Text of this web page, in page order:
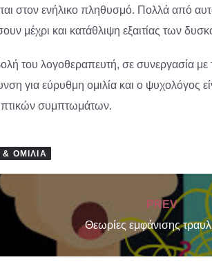
στον ενήλικο πληθυσμό. Πολλά από
μέχρι και κατάθλιψη εξαιτίας των
του λογοθεραπευτή, σε συνεργασία με
για εύρυθμη ομιλία και ο ψυχολόγος
συμπτωμάτων.
ΟΜΙΛΊΑ
PREV
Θεωρίες εμφάνισης